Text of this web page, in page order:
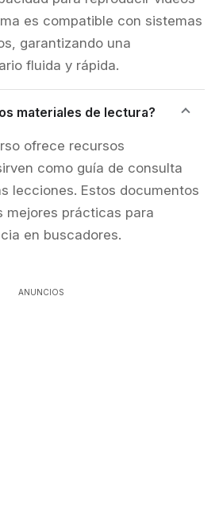
es compatible con sistemas
garantizando una
fluida y rápida.
materiales de lectura?
ofrece recursos
como guía de consulta
lecciones. Estos documentos
mejores prácticas para
en buscadores.
ANUNCIOS